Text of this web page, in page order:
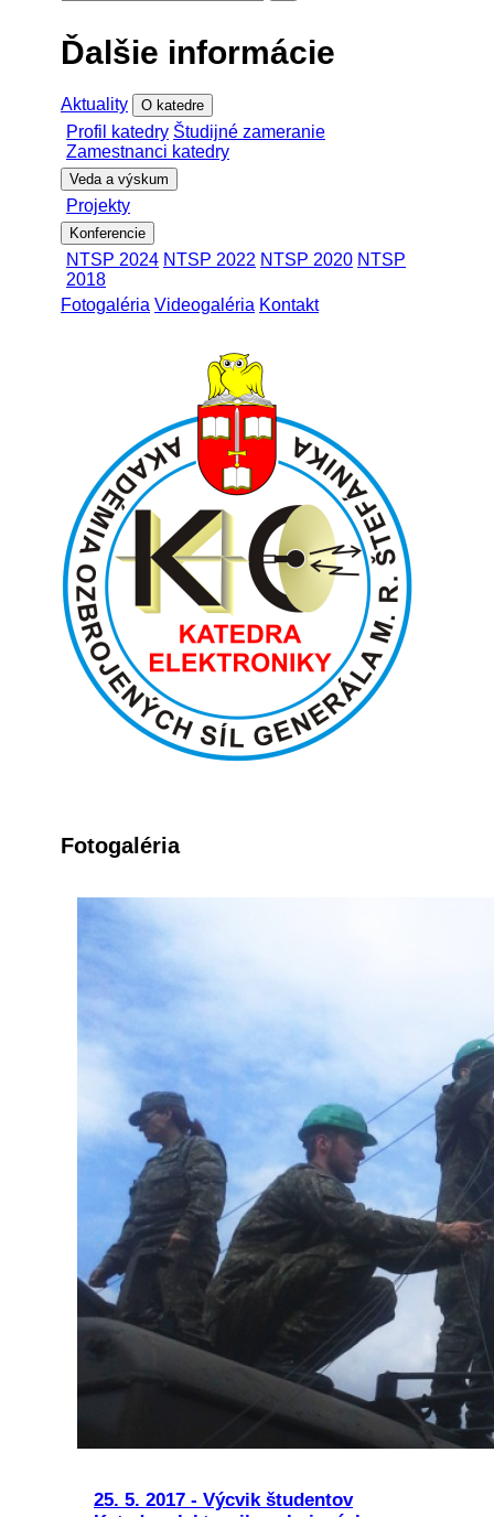
Ďalšie informácie
Aktuality O katedre
Profil katedry Študijné zameranie
Zamestnanci katedry
Veda a výskum
Projekty
Konferencie
NTSP 2024 NTSP 2022 NTSP 2020 NTSP
2018
Fotogaléria Videogaléria Kontakt
Fotogaléria
25. 5. 2017 - Výcvik študentov